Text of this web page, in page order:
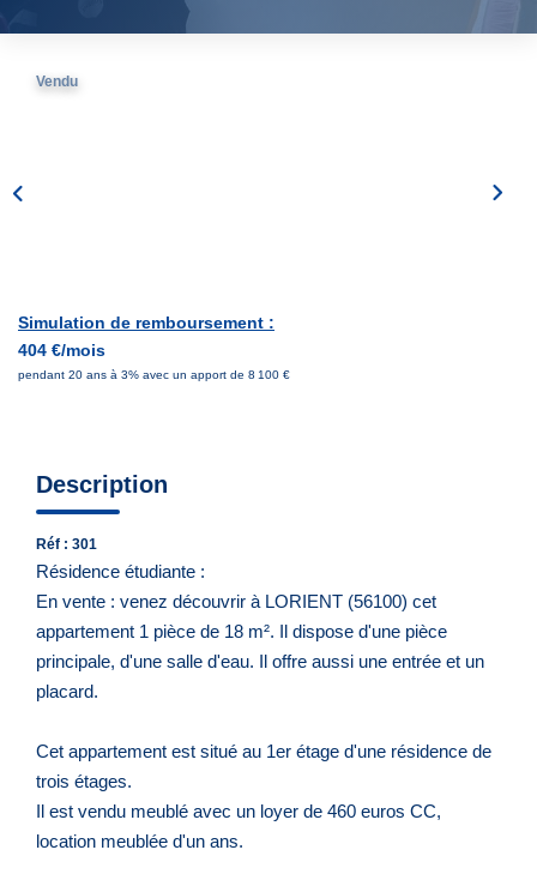
Vendu
Simulation de remboursement :
404 €/mois
pendant 20 ans à 3% avec un apport de 8 100 €
Description
Réf : 301
Résidence étudiante :
En vente : venez découvrir à LORIENT (56100) cet
appartement 1 pièce de 18 m². Il dispose d'une pièce
principale, d'une salle d'eau. Il offre aussi une entrée et un
placard.
Cet appartement est situé au 1er étage d'une résidence de
trois étages.
Il est vendu meublé avec un loyer de 460 euros CC,
location meublée d'un ans.